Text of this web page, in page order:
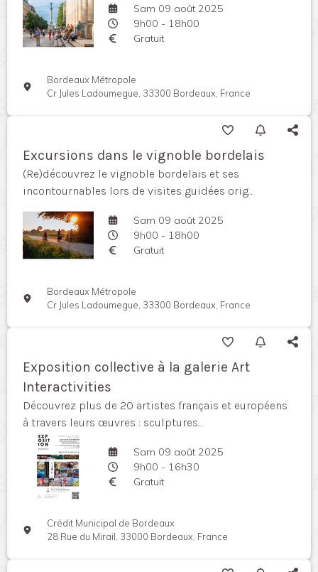
Sam 09 août 2025
9h00 - 18h00
Gratuit
Bordeaux Métropole
Cr Jules Ladoumegue, 33300 Bordeaux, France
Excursions dans le vignoble bordelais
(Re)découvrez le vignoble bordelais et ses
incontournables lors de visites guidées orig...
Sam 09 août 2025
9h00 - 18h00
Gratuit
Bordeaux Métropole
Cr Jules Ladoumegue, 33300 Bordeaux, France
Exposition collective à la galerie Art
Interactivities
Découvrez plus de 20 artistes français et européens
à travers leurs œuvres : sculptures...
Sam 09 août 2025
9h00 - 16h30
Gratuit
Crédit Municipal de Bordeaux
28 Rue du Mirail, 33000 Bordeaux, France